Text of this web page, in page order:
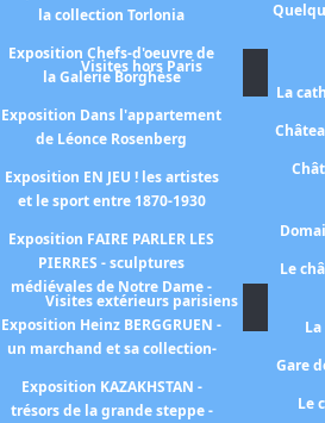
la collection Torlonia
Exposition Chefs-d'oeuvre de
la Galerie Borghèse
Exposition Dans l'appartement
de Léonce Rosenberg
Exposition EN JEU ! les artistes
et le sport entre 1870-1930
Exposition FAIRE PARLER LES
PIERRES - sculptures
médiévales de Notre Dame -
Exposition Heinz BERGGRUEN -
un marchand et sa collection-
Exposition KAZAKHSTAN -
trésors de la grande steppe -
Visites hors Paris
La
Le
Visites extérieurs parisiens
Gare
Le